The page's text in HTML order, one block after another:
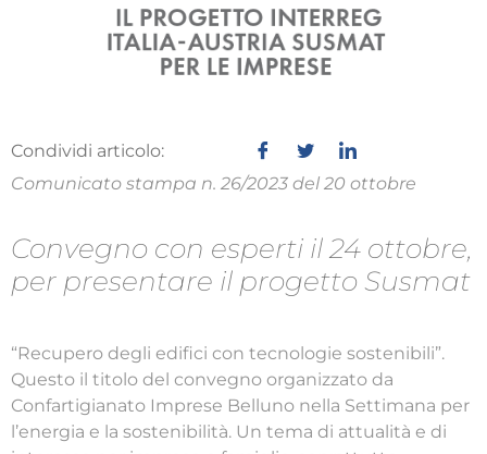
Condividi articolo:
Comunicato stampa n. 26/2023 del 20 ottobre
Convegno con esperti il 24 ottobre,
per presentare il progetto Susmat
“Recupero degli edifici con tecnologie sostenibili”.
Questo il titolo del convegno organizzato da
Confartigianato Imprese Belluno nella Settimana per
l’energia e la sostenibilità. Un tema di attualità e di